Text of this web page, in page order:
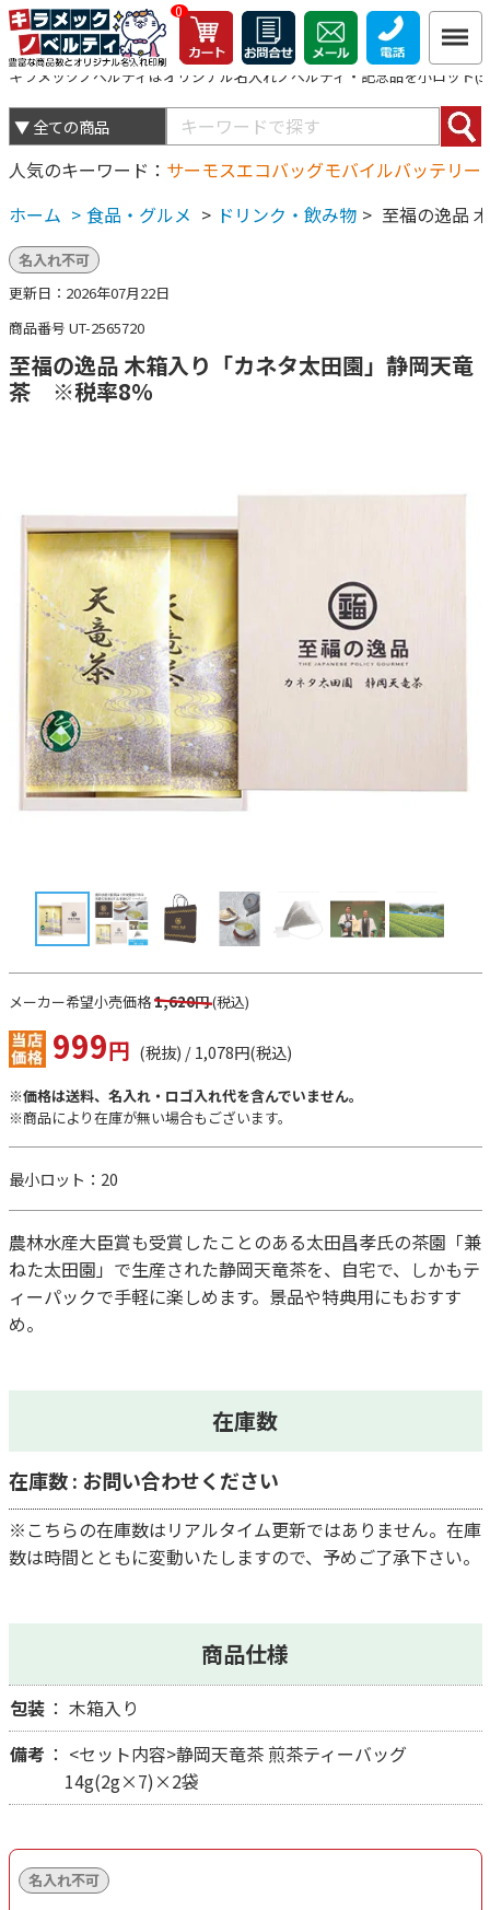
0
キラメックノベルティはオリジナル名入れノベルティ・記念品を小ロット
人気のキーワード サーモスエコバッグモバイルバッテリー
ホーム > 食品・グルメ > ドリンク・飲み物 > 至福の逸品
名入れ不可
更新日：2026年07月22日
商品番号 UT-2565720
至福の逸品 木箱入り「カネタ太田園」静岡天竜
茶 ※税率8％
メーカー希望小売価格1,620円(税込)
999円 (税抜) / 1,078円(税込)
※価格は送料、名入れ・ロゴ入れ代を含んでいません。
※商品により在庫が無い場合もございます。
最小ロット：20
農林水産大臣賞も受賞したことのある太田昌孝氏の茶園「兼
ねた太田園」で生産された静岡天竜茶を、自宅で、しかもテ
ィーパックで手軽に楽しめます。景品や特典用にもおすす
め。
在庫数
在庫数 : お問い合わせください
※こちらの在庫数はリアルタイム更新ではありません。在庫
数は時間とともに変動いたしますので、予めご了承下さい。
商品仕様
包装
木箱入り
備考
<セット内容>静岡天竜茶 煎茶ティーバッグ
14g(2g×7)×2袋
名入れ不可